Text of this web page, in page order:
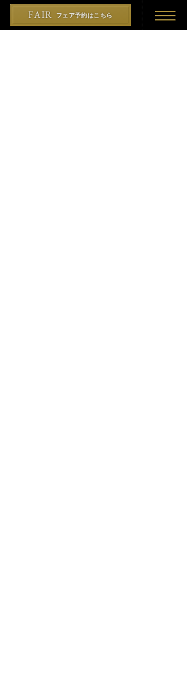
FAIR フェア予約はこちら